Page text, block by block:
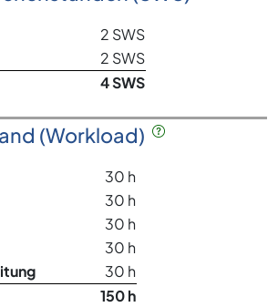
2 SWS
2 SWS
4 SWS
(Workload)
30 h
30 h
30 h
30 h
30 h
150 h